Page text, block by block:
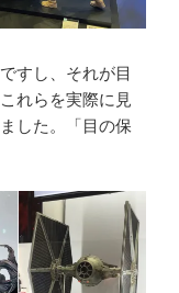
すし、それが目
れらを実際に見
した。「目の保